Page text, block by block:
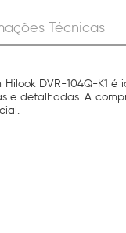
Técnicas
DVR-104Q-K1
e detalhadas. A